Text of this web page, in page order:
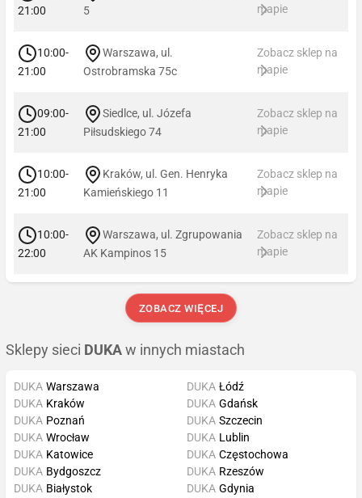
21:00
5
mapie
10:00-
21:00
Warszawa, ul.
Ostrobramska 75c
Zobacz sklep na
mapie
09:00-
21:00
Siedlce, ul. Józefa
Piłsudskiego 74
Zobacz sklep na
mapie
10:00-
21:00
Kraków, ul. Gen. Henryka
Kamieńskiego 11
Zobacz sklep na
mapie
10:00-
22:00
Warszawa, ul. Zgrupowania
AK Kampinos 15
Zobacz sklep na
mapie
ZOBACZ WIĘCEJ
Sklepy sieci DUKA w innych miastach
DUKA Warszawa
DUKA Kraków
DUKA Poznań
DUKA Wrocław
DUKA Łódź
DUKA Gdańsk
DUKA Szczecin
DUKA Lublin
DUKA Katowice
DUKA Bydgoszcz
DUKA Białystok
DUKA Częstochowa
DUKA Rzeszów
DUKA Gdynia